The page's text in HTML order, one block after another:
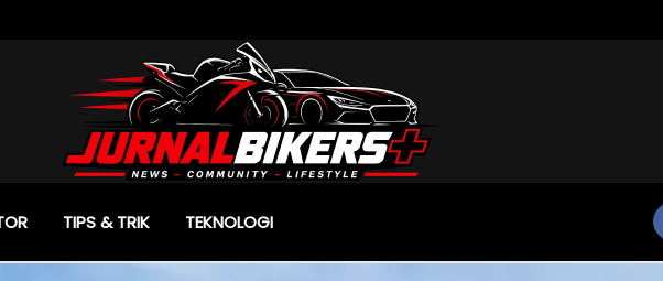
TIPS & TRIK TEKNOLOGI